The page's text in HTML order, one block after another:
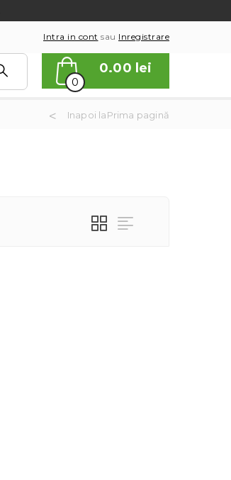
Intra in cont sau Inregistrare
0
0.00 lei
Inapoi laPrima pagină